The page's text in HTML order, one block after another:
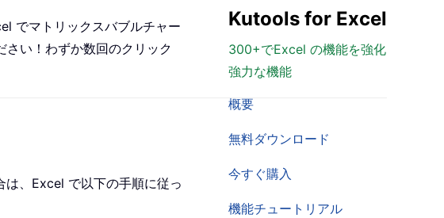
Kutools for Excel
300+でExcel の機能を強化
強力な機能
概要
無料ダウンロード
今すぐ購入
機能チュートリアル
でマトリックスバブルチャー
さい！わずか数回のクリック
、Excel で以下の手順に従っ